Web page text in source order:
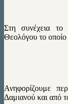
Στη συνέχεια το
Θεολόγου το οποίο
Ανηφορίζουμε
Δαμιανού και από